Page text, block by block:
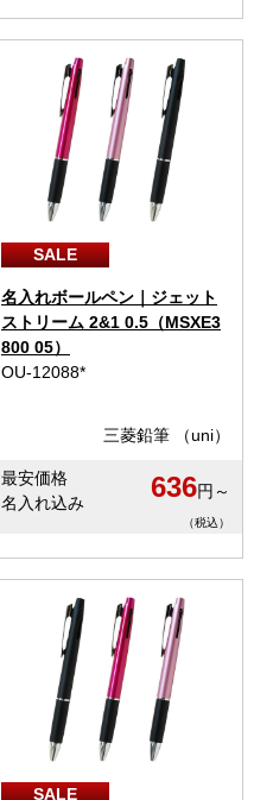
SALE
名入れボールペン｜ジェット
ストリーム 2&1 0.5（MSXE3
800 05）
OU-12088*
三菱鉛筆 （uni）
最安価格
名入れ込み
636円～
（税込）
SALE